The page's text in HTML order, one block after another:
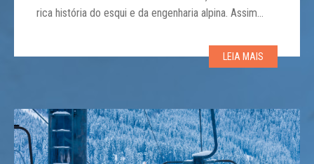
rica história do esqui e da engenharia alpina. Assim
também há um para teleféricos que chegaram ao fim
LEIA MAIS